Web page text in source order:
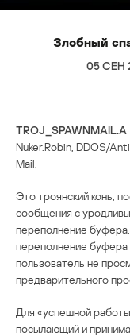
Злобный
05 СЕН
TROJ_SPAWNMAIL.A
Nuker.Robin, DDOS/
Mail.
Это троянский конь,
сообщения с
переполнение
переполнение буфера
пользователь не
предварительного
Для «успешной
посылающий и